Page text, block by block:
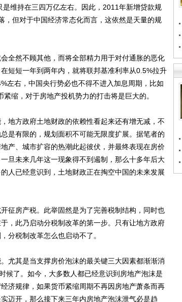
维持在三四万亿左右。因此，2011年新增贷款规
但对于中国经济常态化而言，这依然是天量的规
然不顾其他，而将全部精力用于对付通胀的恶化
短短一年到两年内，就将联邦基准利率从0.5%拉升
左右，中国央行势必也不得不进入加息周期，比如
缩，对于房地产投机势力的打击将是巨大的。
方政府土地财政的依赖性看起来还有增无减，不
是有限的，规划面积不可能无限度扩展。据笔者的
产、城市扩容的热潮此起彼伏，并最终表现在房价
旦未来几年这一现象得不到遏制，那么十多年后大
人已经意识到，土地财政正在掏空中国的未来发展
房产税。此举固然是为了完善税制结构，同时也
，此乃启动分税制改革的第一步。只有让地方政府
分税制改革怎么也启动不了。
其是当支撑房价泡沫的最关键三大因素都渐渐消
候了。如今，大多数人都已经意识到房地产泡沫是
济规律，如果货币紧缩周期不再因房地产萧条而再
迈开，那么接下来三年内房地产泡沫泄气必是趋